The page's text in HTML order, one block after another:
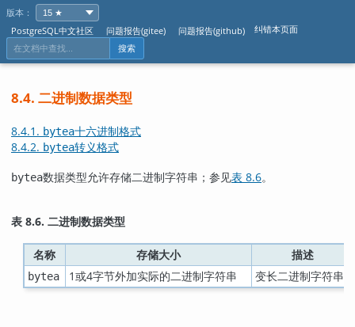
版本：
PostgreSQL中文社区
问题报告(gitee) 问题报告(github) 纠错本页面
搜索
8.4. 二进制数据类型
8.4.1. bytea十六进制格式
8.4.2. bytea转义格式
bytea数据类型允许存储二进制字符串；参见表 8.6。
表 8.6. 二进制数据类型
名称 存储大小 描述
bytea 1或4字节外加实际的二进制字符串 变长二进制字符串